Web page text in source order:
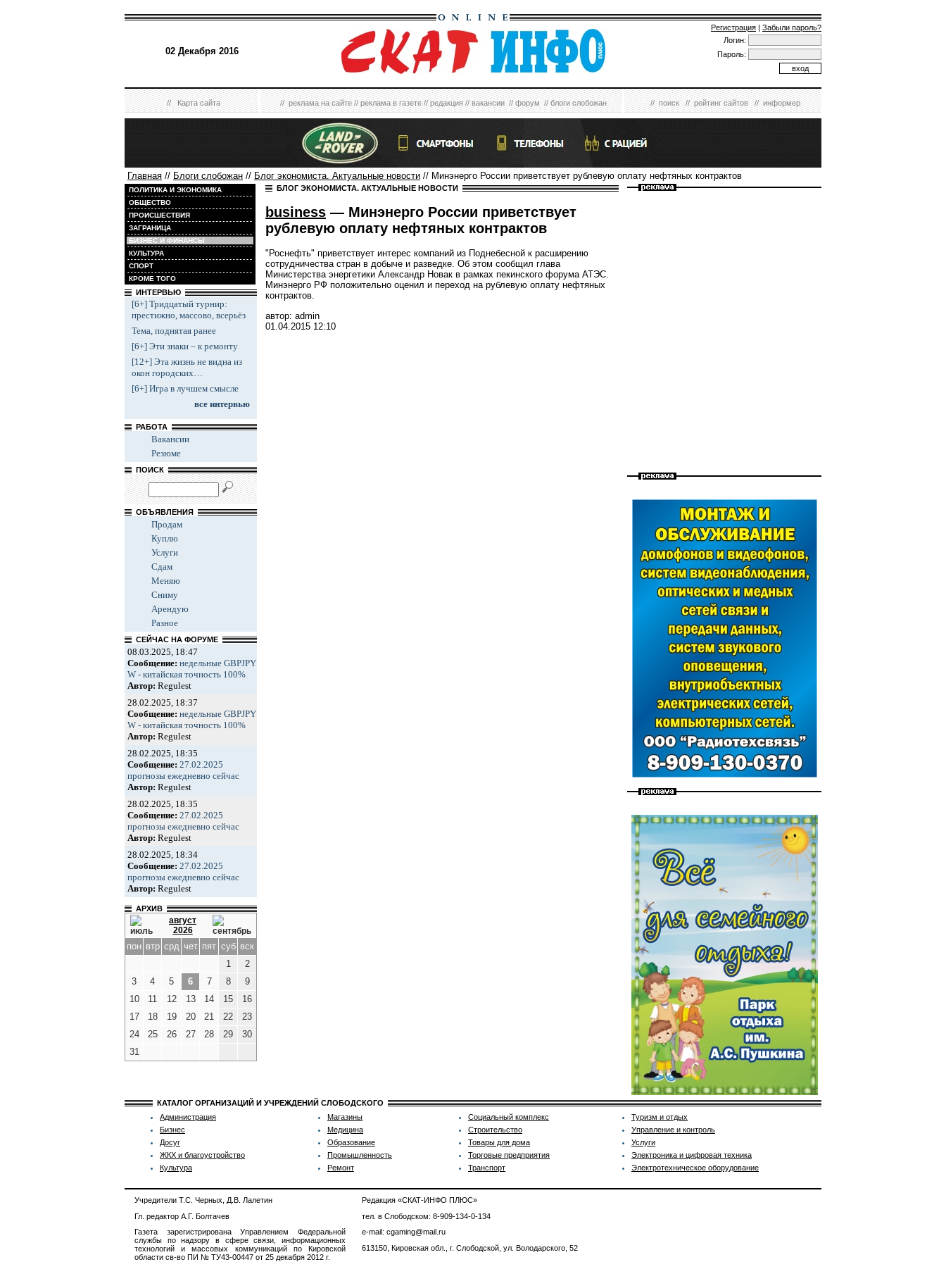
02 Декабря 2016
Регистрация | Забыли пароль?
Логин:
Пароль:
//Карта сайта //реклама на сайте//реклама в газете//редакция//вакансии//форум//блоги слобожан //поиск//рейтинг сайтов//информер
Главная // Блоги слобожан // Блог экономиста. Актуальные новости // Минэнерго России приветствует рублевую оплату нефтяных контрактов
ПОЛИТИКА И ЭКОНОМИКА
ОБЩЕСТВО
ПРОИСШЕСТВИЯ
ЗАГРАНИЦА
БИЗНЕС И ФИНАНСЫ
КУЛЬТУРА
СПОРТ
КРОМЕ ТОГО
ИНТЕРВЬЮ
[6+] Тридцатый турнир:
престижно, массово, всерьёз
Тема, поднятая ранее
[6+] Эти знаки – к ремонту
[12+] Эта жизнь не видна из
окон городских…
[6+] Игра в лучшем смысле
все интервью
РАБОТА
Вакансии
Резюме
ПОИСК
ОБЪЯВЛЕНИЯ
Продам
Куплю
Услуги
Сдам
Меняю
Сниму
Арендую
Разное
СЕЙЧАС НА ФОРУМЕ
08.03.2025, 18:47
Сообщение: недельные GBPJPY
W - китайская точность 100%
Автор: Regulest
28.02.2025, 18:37
Сообщение: недельные GBPJPY
W - китайская точность 100%
Автор: Regulest
28.02.2025, 18:35
Сообщение: 27.02.2025
прогнозы ежедневно сейчас
Автор: Regulest
28.02.2025, 18:35
Сообщение: 27.02.2025
прогнозы ежедневно сейчас
Автор: Regulest
28.02.2025, 18:34
Сообщение: 27.02.2025
прогнозы ежедневно сейчас
Автор: Regulest
АРХИВ
август
2026
пон втр срд чет пят суб вск
1
2
3
4 5 6 7 8
9
10
11 12 13 14 15
16
17
18 19 20 21 22
23
24
25 26 27 28 29
30
31
БЛОГ ЭКОНОМИСТА. АКТУАЛЬНЫЕ НОВОСТИ
business — Минэнерго России приветствует
рублевую оплату нефтяных контрактов
"Роснефть" приветствует интерес компаний из Поднебесной к расширению
сотрудничества стран в добыче и разведке. Об этом сообщил глава
Министерства энергетики Александр Новак в рамках пекинского форума АТЭС.
Минэнерго РФ положительно оценил и переход на рублевую оплату нефтяных
контрактов.
автор: admin
01.04.2015 12:10
КАТАЛОГ ОРГАНИЗАЦИЙ И УЧРЕЖДЕНИЙ СЛОБОДСКОГО
Администрация
Бизнес
Досуг
ЖКХ и благоустройство
Культура
Магазины
Медицина
Образование
Промышленность
Ремонт
Социальный комплекс
Строительство
Товары для дома
Торговые предприятия
Транспорт
Туризм и отдых
Управление и контроль
Услуги
Электроника и цифровая техника
Электротехническое оборудование
Учредители Т.С. Черных, Д.В. Лалетин
Гл. редактор А.Г. Болтачев
Газета зарегистрирована Управлением Федеральной
службы по надзору в сфере связи, информационных
технологий и массовых коммуникаций по Кировской
области св-во ПИ № ТУ43-00447 от 25 декабря 2012 г.
Редакция «СКАТ-ИНФО ПЛЮС»
тел. в Слободском: 8-909-134-0-134
e-mail: cgaming@mail.ru
613150, Кировская обл., г. Слободской, ул. Володарского, 52